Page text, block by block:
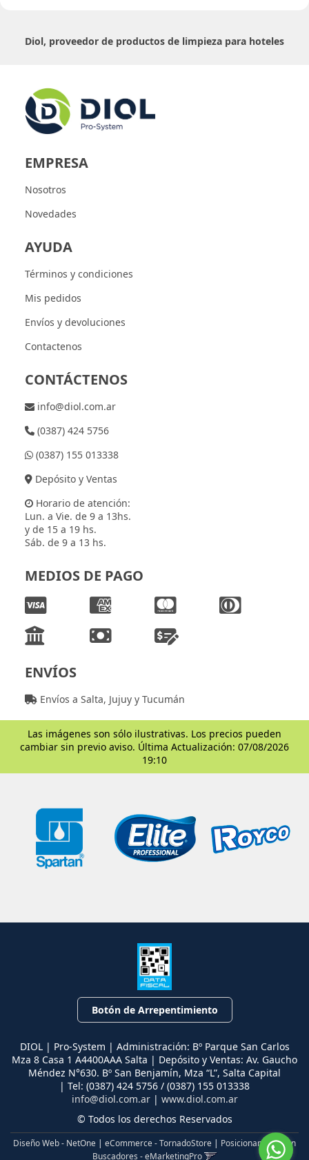
Diol, proveedor de productos de limpieza para hoteles
EMPRESA
Nosotros
Novedades
AYUDA
Términos y condiciones
Mis pedidos
Envíos y devoluciones
Contactenos
CONTÁCTENOS
info@diol.com.ar
(0387) 424 5756
(0387) 155 013338
Depósito y Ventas
Horario de atención:
Lun. a Vie. de 9 a 13hs.
y de 15 a 19 hs.
Sáb. de 9 a 13 hs.
MEDIOS DE PAGO
ENVÍOS
Envíos a Salta, Jujuy y Tucumán
Las imágenes son sólo ilustrativas. Los precios pueden
cambiar sin previo aviso. Última Actualización: 07/08/2026
19:10
Botón de Arrepentimiento
DIOL | Pro-System | Administración: Bº Parque San Carlos
Mza 8 Casa 1 A4400AAA Salta | Depósito y Ventas: Av. Gaucho
Méndez N°630. Bº San Benjamín, Mza “L”, Salta Capital
| Tel: (0387) 424 5756 / (0387) 155 013338
info@diol.com.ar| www.diol.com.ar
© Todos los derechos Reservados
Diseño Web - NetOne | eCommerce - TornadoStore | Posicionamiento en
Buscadores - eMarketingPro